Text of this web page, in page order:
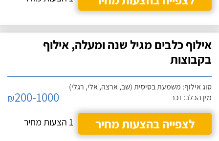
אילוף כלבים מגיל שנה ומעלה, אילוף
בקבוצות
סוג אילוף: משמעת בסיסית (שב, ארצה, אלי, רגלי)
מין הכלב: זכר
₪200-1000
לצפייה בהצעות מחיר
1 הצעות מחיר